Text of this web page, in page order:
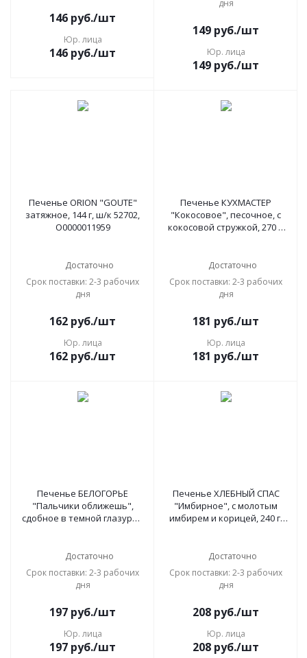
146 руб./шт
Юр. лица
146 руб./шт
дня
149 руб./шт
Юр. лица
149 руб./шт
Печенье ORION "GOUTE"
затяжное, 144 г, ш/к 52702,
О0000011959
Достаточно
Срок поставки: 2-3 рабочих
дня
162 руб./шт
Юр. лица
162 руб./шт
Печенье КУХМАСТЕР
"Кокосовое", песочное, с
кокосовой стружкой, 270 г,
Достаточно
Срок поставки: 2-3 рабочих
дня
181 руб./шт
Юр. лица
181 руб./шт
Печенье БЕЛОГОРЬЕ
"Пальчики оближешь",
сдобное в темной глазури с
Достаточно
Срок поставки: 2-3 рабочих
дня
197 руб./шт
Юр. лица
197 руб./шт
Печенье ХЛЕБНЫЙ СПАС
"Имбирное", с молотым
имбирем и корицей, 240 г,
Достаточно
Срок поставки: 2-3 рабочих
дня
208 руб./шт
Юр. лица
208 руб./шт